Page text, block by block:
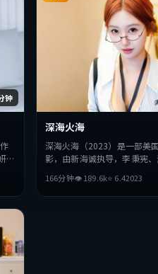
钟
、
深海火海
深海火海（2023）是一部美
影，由新海诚执导，李秉宪
抉择，节奏张弛有度，适合喜
整观看。
166分钟👁189.6k⭐ 6.42023